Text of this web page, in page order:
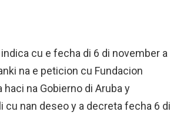
cu e fecha di 6 di november a
na e peticion cu Fundacion
haci na Gobierno di Aruba y
cu nan deseo y a decreta fecha 6 di